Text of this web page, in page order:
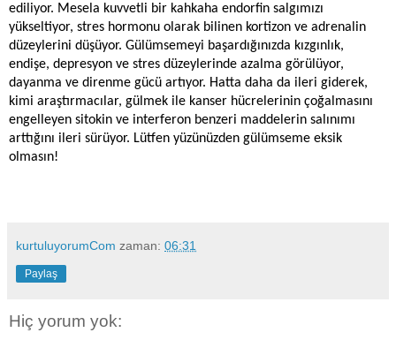
ediliyor. Mesela kuvvetli bir kahkaha endorfin salgımızı
yükseltiyor, stres hormonu olarak bilinen kortizon ve adrenalin
düzeylerini düşüyor. Gülümsemeyi başardığınızda kızgınlık,
endişe, depresyon ve stres düzeylerinde azalma görülüyor,
dayanma ve direnme gücü artıyor. Hatta daha da ileri giderek,
kimi araştırmacılar, gülmek ile kanser hücrelerinin çoğalmasını
engelleyen sitokin ve interferon benzeri maddelerin salınımı
arttığını ileri sürüyor. Lütfen yüzünüzden gülümseme eksik
olmasın!
kurtuluyorumCom zaman: 06:31
Paylaş
Hiç yorum yok: